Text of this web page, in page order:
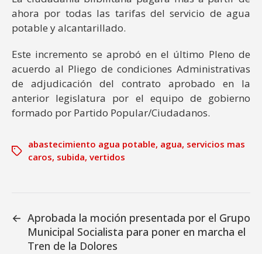
ahora por todas las tarifas del servicio de agua
potable y alcantarillado.
Este incremento se aprobó en el último Pleno de
acuerdo al Pliego de condiciones Administrativas
de adjudicación del contrato aprobado en la
anterior legislatura por el equipo de gobierno
formado por Partido Popular/Ciudadanos.
abastecimiento agua potable, agua, servicios mas
caros, subida, vertidos
← Aprobada la moción presentada por el Grupo
Municipal Socialista para poner en marcha el
Tren de la Dolores